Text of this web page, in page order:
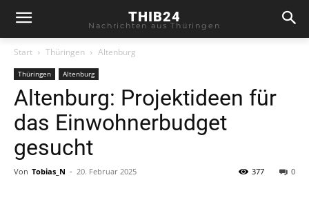
THIB24
Nachrichten aus Thüringen
Start Thüringen Altenburg
Thüringen Altenburg
Altenburg: Projektideen für
das Einwohnerbudget
gesucht
Von Tobias_N - 20. Februar 2025 0
377